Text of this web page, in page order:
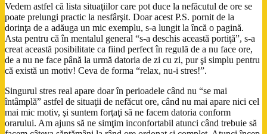
Vedem astfel că lista situaţiilor care pot duce la nefăcutul de ore se
poate prelungi practic la nesfârşit. Doar acest P.S. pornit de la
dorinţa de a adăuga un mic exemplu, s-a lungit la încă o pagină.
Asta pentru că în mentalul general “s-a deschis această portiţă”, s-a
creat această posibilitate ca fiind perfect în regulă de a nu face ore,
de a nu ne face până la urmă datoria de zi cu zi, pur şi simplu pentru
că există un motiv! Ceva de forma “relax, nu-i stres!”.
Singurul stres real apare doar în perioadele când nu “se mai
întâmplă” astfel de situaţii de nefăcut ore, când nu mai apare nici cel
mai mic motiv, şi suntem forţaţi să ne facem datoria conform
orarului. Am ajuns să ne simţim inconfortabil atunci când trebuie să